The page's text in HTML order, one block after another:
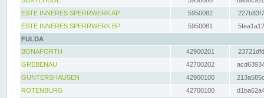
ESTE INNERES SPERRWERK AP
5950082
ESTE INNERES SPERRWERK BP
5950081
FULDA
BONAFORTH
42900201
GREBENAU
42700202
GUNTERSHAUSEN
42900100
ROTENBURG
42700100